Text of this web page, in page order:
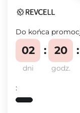
Do końca
dni
02
godz.
20
: